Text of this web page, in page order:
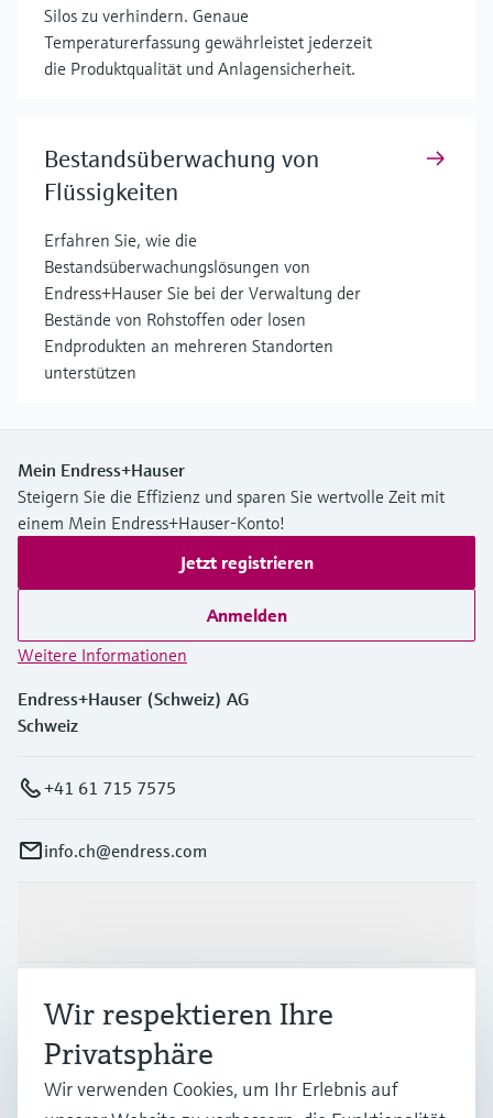
Silos zu verhindern. Genaue
Temperaturerfassung gewährleistet jederzeit
die Produktqualität und Anlagensicherheit.
Bestandsüberwachung von
Flüssigkeiten
Erfahren Sie, wie die
Bestandsüberwachungslösungen von
Endress+Hauser Sie bei der Verwaltung der
Bestände von Rohstoffen oder losen
Endprodukten an mehreren Standorten
unterstützen
Mein Endress+Hauser
Steigern Sie die Effizienz und sparen Sie wertvolle Zeit mit
einem Mein Endress+Hauser-Konto!
Jetzt registrieren
Anmelden
Weitere Informationen
Endress+Hauser (Schweiz) AG
Schweiz
+41 61 715 7575
info.ch@endress.com
Branchen
Support
Wir respektieren Ihre
Privatsphäre
Wir verwenden Cookies, um Ihr Erlebnis auf